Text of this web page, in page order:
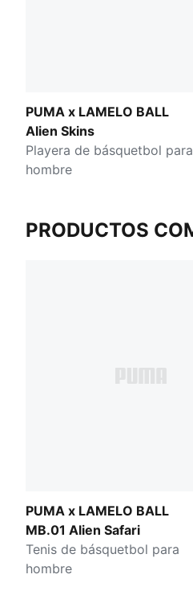
PUMA x LAMELO BALL
Alien Skins
Playera de básquetbol para
hombre
PRODUCTOS
PUMA x LAMELO BALL
MB.01 Alien Safari
Tenis de básquetbol para
hombre